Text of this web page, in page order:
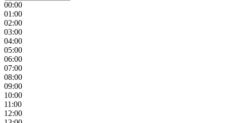
00:00
01:00
02:00
03:00
04:00
05:00
06:00
07:00
08:00
09:00
10:00
11:00
12:00